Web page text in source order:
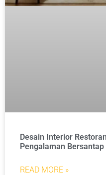
Desain Interior
Pengalaman
READ MORE »